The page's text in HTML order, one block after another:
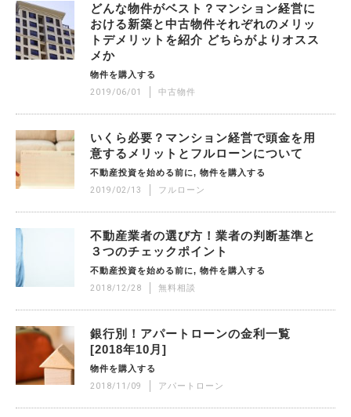
どんな物件がベスト？マンション経営に
おける新築と中古物件それぞれのメリッ
トデメリットを紹介 どちらがよりオスス
メか
物件を購入する
2019/06/01 中古物件
いくら必要？マンション経営で頭金を用
意するメリットとフルローンについて
不動産投資を始める前に 物件を購入する
2019/02/13 フルローン
不動産業者の選び方！業者の判断基準と
３つのチェックポイント
不動産投資を始める前に 物件を購入する
2018/12/28 無料相談
銀行別！アパートローンの金利一覧
[2018年10月]
物件を購入する
2018/11/09 アパートローン